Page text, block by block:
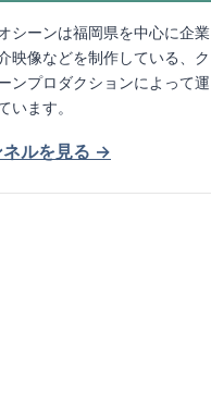
シーンは福岡県を中心に企業
映像などを制作している、ク
ンプロダクションによって運
います。
ネルを見る →